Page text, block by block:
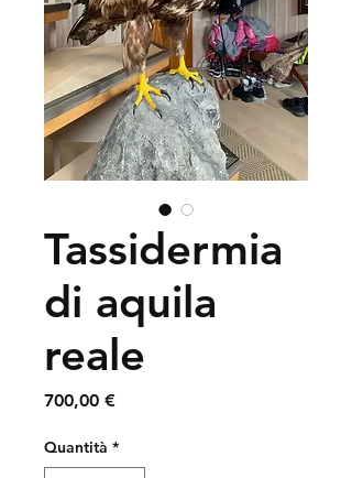
Tassidermia
di aquila
reale
700,00 €Prezzo
Quantità *